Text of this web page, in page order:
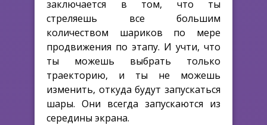
заключается в том, что ты
стреляешь все большим
количеством шариков по мере
продвижения по этапу. И учти, что
ты можешь выбрать только
траекторию, и ты не можешь
изменить, откуда будут запускаться
шары. Они всегда запускаются из
середины экрана.